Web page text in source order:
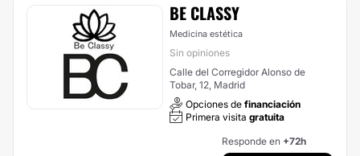
BE CLASSY
Medicina estética
Sin opiniones
Calle del Corregidor Alonso de
Tobar, 12, Madrid
Opciones de financiación
Primera visita gratuita
Responde en +72h